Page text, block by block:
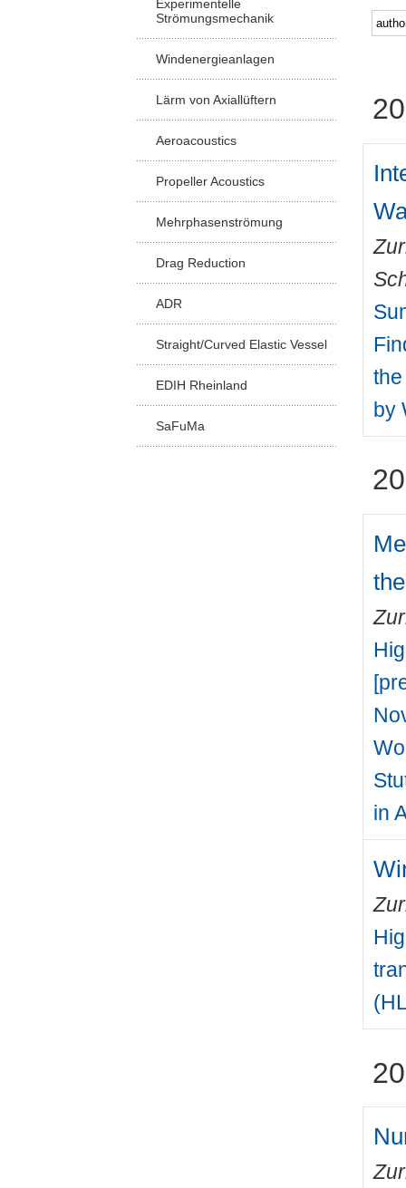
Experimentelle
Strömungsmechanik
Windenergieanlagen
Lärm von Axiallüftern
Aeroacoustics
Propeller Acoustics
Mehrphasenströmung
Drag Reduction
ADR
Straight/Curved Elastic Vessel
EDIH Rheinland
SaFuMa
by
in